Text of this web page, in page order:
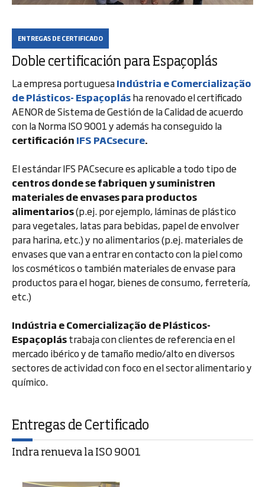
ENTREGAS DE CERTIFICADO
Doble certificación para Espaçoplás
La empresa portuguesaIndústria e Comercialização
de Plásticos- Espaçoplásha renovado el certificado
AENOR de Sistema de Gestión de la Calidad de acuerdo
con la Norma ISO 9001 y además ha conseguido la
certificación IFS PACsecure.
El estándar IFS PACsecure es aplicable a todo tipo de
centros donde se fabriquen y suministren
materiales de envases para productos
alimentarios(p.ej. por ejemplo, láminas de plástico
para vegetales, latas para bebidas, papel de envolver
para harina, etc.) y no alimentarios (p.ej. materiales de
envases que van a entrar en contacto con la piel como
los cosméticos o también materiales de envase para
productos para el hogar, bienes de consumo, ferretería,
etc.)
Indústria e Comercialização de Plásticos-
Espaçoplástrabaja con clientes de referencia en el
mercado ibérico y de tamaño medio/alto en diversos
sectores de actividad con foco en el sector alimentario y
químico.
Entregas de Certificado
Indra renueva la ISO 9001